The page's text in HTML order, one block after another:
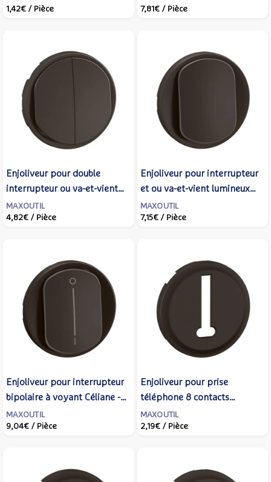
1,42€ / Pièce CN3001
7,81€ / Pièce
Enjoliveur pour double
interrupteur ou va-et-vient
Céliane - Noir - LEGRAND -
CN2001
MAXOUTIL
4,82€ / Pièce
Enjoliveur pour interrupteur
et ou va-et-vient lumineux
Céliane - Noir - LEGRAND -
CN1001
MAXOUTIL
7,15€ / Pièce
Enjoliveur pour interrupteur
bipolaire à voyant Céliane -
Noir - LEGRAND - CN1020
MAXOUTIL
9,04€ / Pièce
Enjoliveur pour prise
téléphone 8 contacts
Céliane - Noir - LEGRAND -
CN0338
MAXOUTIL
2,19€ / Pièce